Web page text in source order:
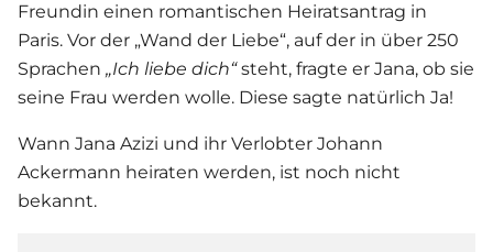
Freundin einen romantischen Heiratsantrag in
Paris. Vor der „Wand der Liebe“, auf der in über 250
Sprachen „Ich liebe dich“steht, fragte er Jana, ob sie
seine Frau werden wolle. Diese sagte natürlich Ja!
Wann Jana Azizi und ihr Verlobter Johann
Ackermann heiraten werden, ist noch nicht
bekannt.